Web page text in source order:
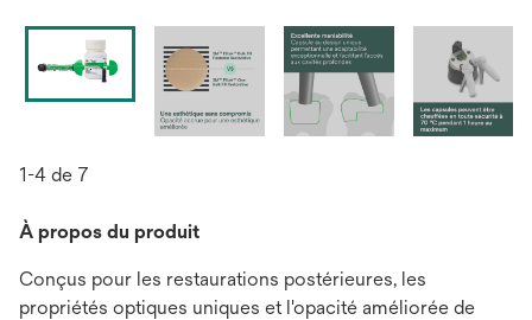
1-4 de 7
À propos du produit
Conçus pour les restaurations postérieures, les
propriétés optiques uniques et l'opacité améliorée de